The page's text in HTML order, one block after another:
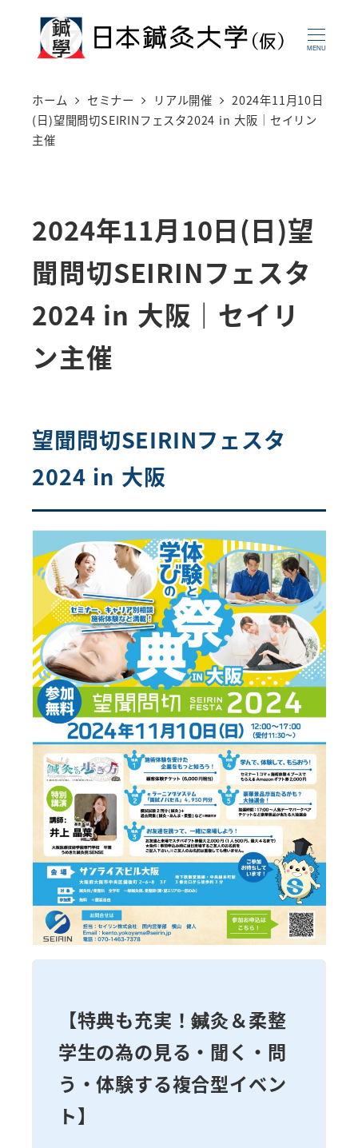
MENU
ホーム セミナー リアル開催
2024年11月10日
(日)望聞問切SEIRINフェスタ2024 in 大阪｜セイリン
主催
2024年11月10日(日)望
聞問切SEIRINフェスタ
2024 in 大阪｜セイリ
ン主催
望聞問切SEIRINフェスタ
2024 in 大阪
【特典も充実！鍼灸＆柔整
学生の為の見る・聞く・問
う・体験する複合型イベン
ト】